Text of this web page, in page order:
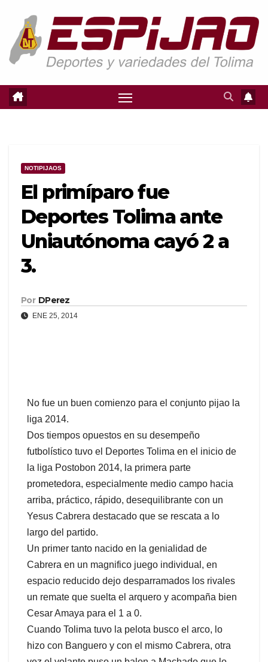
contenido
NOTIPIJAOS
El primíparo fue
Deportes Tolima ante
Uniautónoma cayó 2 a
3.
Por DPerez
ENE 25, 2014
No fue un buen comienzo para el conjunto pijao la
liga 2014.
Dos tiempos opuestos en su desempeño
futbolístico tuvo el Deportes Tolima en el inicio de
la liga Postobon 2014, la primera parte
prometedora, especialmente medio campo hacia
arriba, práctico, rápido, desequilibrante con un
Yesus Cabrera destacado que se rescata a lo
largo del partido.
Un primer tanto nacido en la genialidad de
Cabrera en un magnifico juego individual, en
espacio reducido dejo desparramados los rivales
un remate que suelta el arquero y acompaña bien
Cesar Amaya para el 1 a 0.
Cuando Tolima tuvo la pelota busco el arco, lo
hizo con Banguero y con el mismo Cabrera, otra